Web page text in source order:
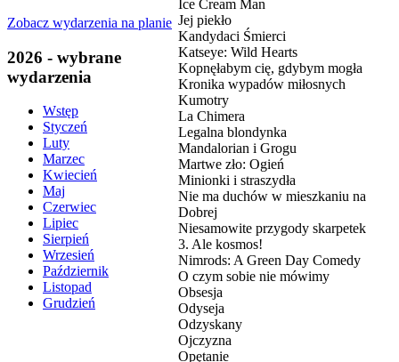
Zobacz wydarzenia na planie
2026 - wybrane
wydarzenia
Wstęp
Styczeń
Luty
Marzec
Kwiecień
Maj
Czerwiec
Lipiec
Sierpień
Wrzesień
Październik
Listopad
Grudzień
Ice Cream Man
Jej piekło
Kandydaci Śmierci
Katseye: Wild Hearts
Kopnęłabym cię, gdybym mogła
Kronika wypadów miłosnych
Kumotry
La Chimera
Legalna blondynka
Mandalorian i Grogu
Martwe zło: Ogień
Minionki i straszydła
Nie ma duchów w mieszkaniu na
Dobrej
Niesamowite przygody skarpetek
3. Ale kosmos!
Nimrods: A Green Day Comedy
O czym sobie nie mówimy
Obsesja
Odyseja
Odzyskany
Ojczyzna
Opętanie